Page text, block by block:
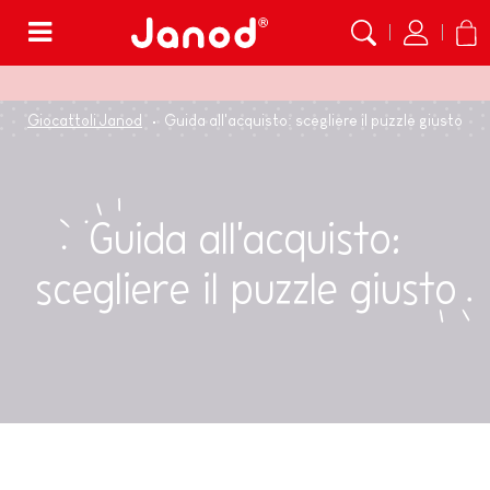
Giocattoli Janod Guida all'acquisto: scegliere il puzzle giusto
Guida all'acquisto:
scegliere il puzzle giusto